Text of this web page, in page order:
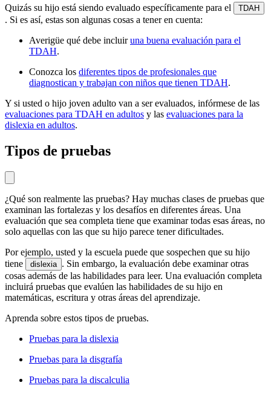
Quizás su hijo está siendo evaluado específicamente para el TDAH
. Si es así, estas son algunas cosas a tener en cuenta:
Averigüe qué debe incluiruna buena evaluación para el
TDAH.
Conozca los diferentes tipos de profesionales que
diagnostican y trabajan con niños que tienen TDAH.
Y si usted o hijo joven adulto van a ser evaluados, infórmese de las
evaluaciones para TDAH en adultos y las evaluaciones para la
dislexia en adultos.
Tipos de pruebas
¿Qué son realmente las pruebas? Hay muchas clases de pruebas que
examinan las fortalezas y los desafíos en diferentes áreas. Una
evaluación que sea completa tiene que examinar todas esas áreas, no
solo aquellas con las que su hijo parece tener dificultades.
Por ejemplo, usted y la escuela puede que sospechen que su hijo
tiene
dislexia . Sin embargo, la evaluación debe examinar otras
cosas además de las habilidades para leer. Una evaluación completa
incluirá pruebas que evalúen las habilidades de su hijo en
matemáticas, escritura y otras áreas del aprendizaje.
Aprenda sobre estos tipos de pruebas.
Pruebas para la dislexia
Pruebas para la disgrafía
Pruebas para la discalculia